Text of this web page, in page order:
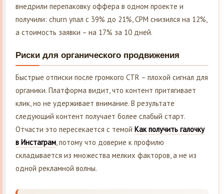
внедрили перепаковку оффера в одном проекте и
получили: churn упал с 39% до 21%, CPM снизился на 12%,
а стоимость заявки – на 17% за 10 дней.
Риски для органического продвижения
Быстрые отписки после громкого CTR – плохой сигнал для
органики. Платформа видит, что контент притягивает
клик, но не удерживает внимание. В результате
следующий контент получает более слабый старт.
Отчасти это пересекается с темой Как получить галочку
в Инстаграм, потому что доверие к профилю
складывается из множества мелких факторов, а не из
одной рекламной волны.